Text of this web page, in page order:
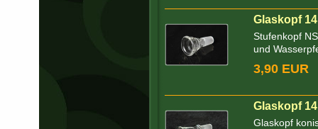
Glaskopf
Stufenkopf
und
3,90 EUR
Glaskopf
Glaskopf